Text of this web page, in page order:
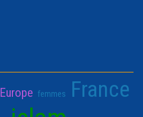
Europe femmes France